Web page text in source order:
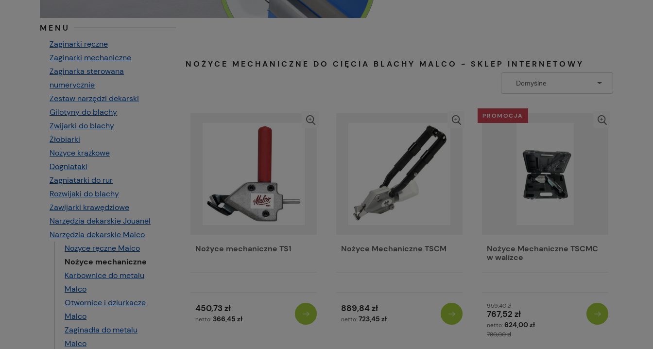
MENU
Zaginarki ręczne
Zaginarki mechaniczne
Zaginarka sterowana
numerycznie
Zestaw narzędzi dekarski
Gilotyny do blachy
Zwijarki do blachy
Żłobiarki
Nożyce krążkowe
Dogniataki
Zagniatarki do rur
Rozwijaki do blachy
Zawijarki krawędziowe
Narzędzia dekarskie Jouanel
Narzędzia dekarskie Malco
Nożyce ręczne Malco
Nożyce mechaniczne
Karbownice do metalu
Malco
Otwornice i dziurkacze
Malco
Zaginadła do metalu
Malco
NOŻYCE MECHANICZNE DO CIĘCIA BLACHY MALCO - SKLEP INTERNETOWY
Nożyce mechaniczne TS1
450,73 zł
netto:366,45 zł
Nożyce Mechaniczne TSCM
889,84 zł
netto:723,45 zł
Nożyce Mechaniczne TSCMC
w walizce
767,52 zł
959,40 zł
netto:624,00 zł
780,00 zł
PROMOCJA